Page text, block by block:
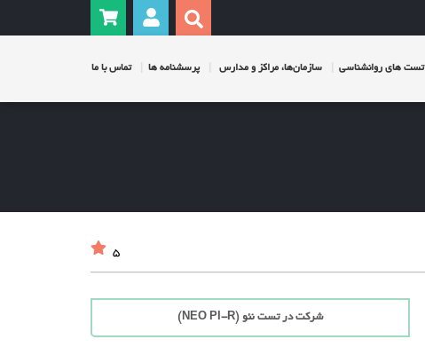
تست های روانشناسی سازمان‌ها، مراکز و مدارس پرسشنامه ها تماس با ما
5
شرکت در تست نئو (NEO PI-R)